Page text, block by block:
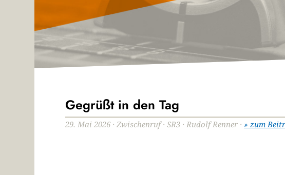
Gegrüßt in den Tag
29. Mai 2026 · Zwischenruf · SR3 · Rudolf Renner ·» zum